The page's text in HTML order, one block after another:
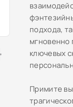
,
подхода,
мгновенно
ключевых
Примите